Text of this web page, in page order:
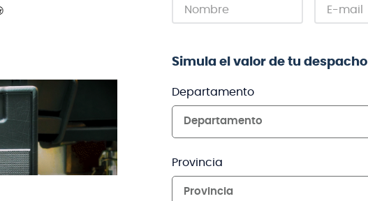
Simula el valor de tu despacho
Departamento
Departamento
Provincia
Provincia